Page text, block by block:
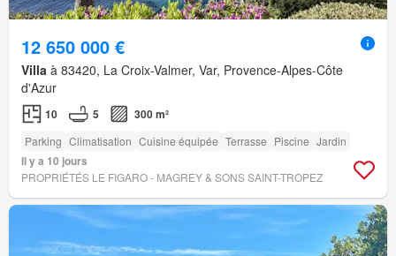
12 650 000 €
Villa à 83420, La Croix-Valmer, Var, Provence-Alpes-Côte
d'Azur
10 5 300 m²
Parking Climatisation Cuisine équipée Terrasse Piscine Jardin
Il y a 10 jours
PROPRIÉTÉS LE FIGARO - MAGREY & SONS SAINT-TROPEZ